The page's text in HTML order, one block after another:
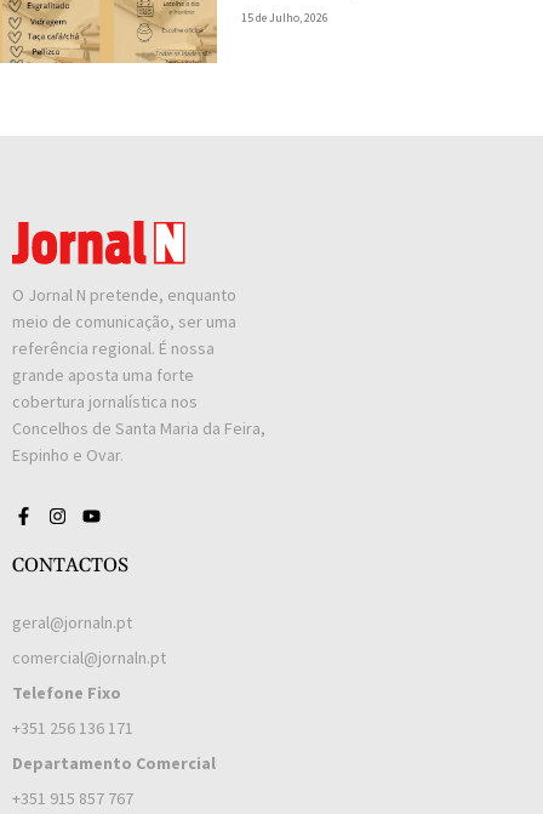
15 de Julho, 2026
O Jornal N pretende, enquanto
meio de comunicação, ser uma
referência regional. É nossa
grande aposta uma forte
cobertura jornalística nos
Concelhos de Santa Maria da Feira,
Espinho e Ovar.
CONTACTOS
geral@jornaln.pt
comercial@jornaln.pt
Telefone Fixo
+351 256 136 171
Departamento Comercial
+351 915 857 767